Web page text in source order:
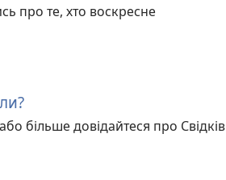
про те, хто воскресне
більше довідайтеся про Свідків